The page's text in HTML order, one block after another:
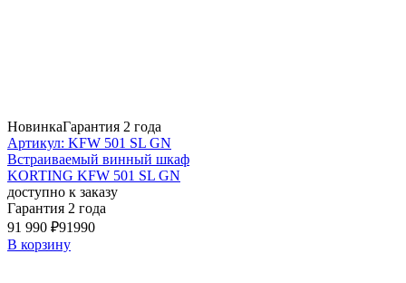
НовинкаГарантия 2 года
Артикул: KFW 501 SL GN
Встраиваемый винный шкаф
KORTING KFW 501 SL GN
доступно к заказу
Гарантия 2 года
91 990 ₽91990
В корзину